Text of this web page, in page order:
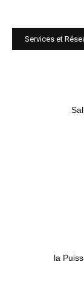
Services et
la